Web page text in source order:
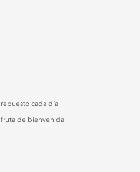
cada día
de bienvenida